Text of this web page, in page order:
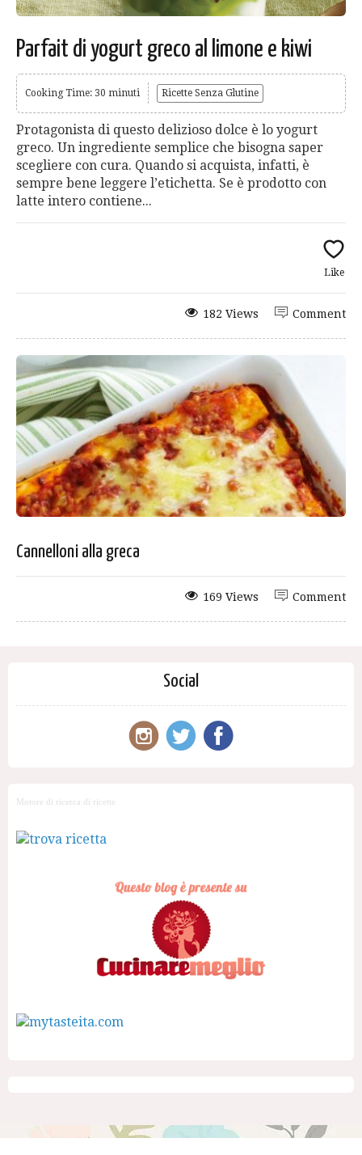
Parfait di yogurt greco al limone e kiwi
Cooking Time: 30 minuti Ricette Senza Glutine
Protagonista di questo delizioso dolce è lo yogurt
greco. Un ingrediente semplice che bisogna saper
scegliere con cura. Quando si acquista, infatti, è
sempre bene leggere l’etichetta. Se è prodotto con
latte intero contiene...
Like
Comment
182 Views
Cannelloni alla greca
Comment
169 Views
Social
Motore di ricerca di ricette